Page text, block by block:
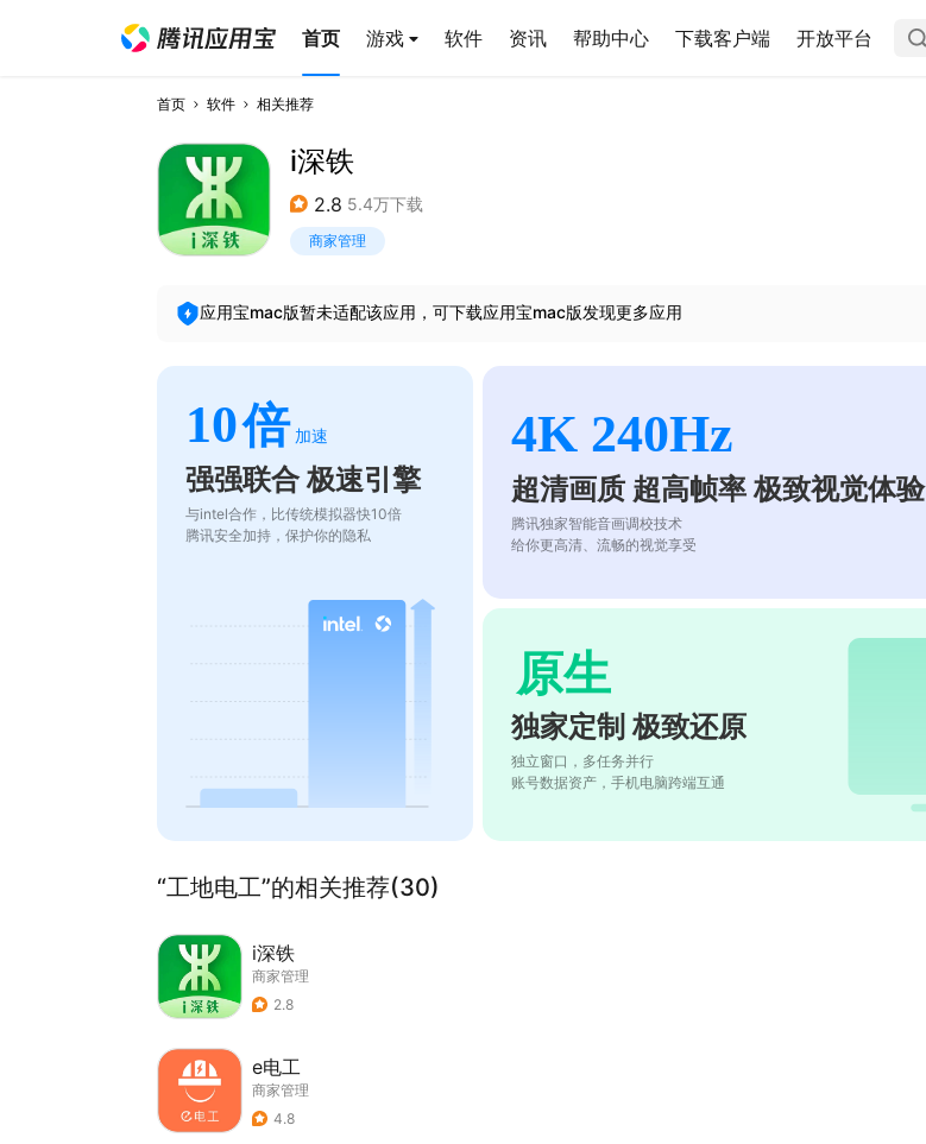
首页 游戏 软件 资讯 帮助中心 下载客户端 开放平台
首页 软件 相关推荐
i深铁
2.8 5.4万下载
商家管理
应用宝mac版暂未适配该应用，可下载应用宝mac版发现更多应用
10倍 加速
强强联合 极速引擎
与intel合作，比传统模拟器快10倍
腾讯安全加持，保护你的隐私
4K 240Hz
超清画质 超高帧率 极致视觉体验
腾讯独家智能音画调校技术
给你更高清、流畅的视觉享受
原生
独家定制 极致还原
独立窗口，多任务并行
账号数据资产，手机电脑跨端互通
“工地电工”的相关推荐(30)
i深铁
商家管理
2.8
e电工
商家管理
4.8